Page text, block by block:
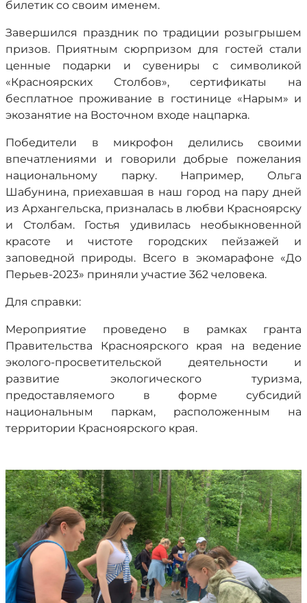
билетик со своим именем.
Завершился праздник по традиции розыгрышем
призов. Приятным сюрпризом для гостей стали
ценные подарки и сувениры с символикой
«Красноярских Столбов», сертификаты на
бесплатное проживание в гостинице «Нарым» и
экозанятие на Восточном входе нацпарка.
Победители в микрофон делились своими
впечатлениями и говорили добрые пожелания
национальному парку. Например, Ольга
Шабунина, приехавшая в наш город на пару дней
из Архангельска, призналась в любви Красноярску
и Столбам. Гостья удивилась необыкновенной
красоте и чистоте городских пейзажей и
заповедной природы. Всего в экомарафоне «До
Перьев-2023» приняли участие 362 человека.
Для справки:
Мероприятие проведено в рамках гранта
Правительства Красноярского края на ведение
эколого-просветительской деятельности и
развитие экологического туризма,
предоставляемого в форме субсидий
национальным паркам, расположенным на
территории Красноярского края.